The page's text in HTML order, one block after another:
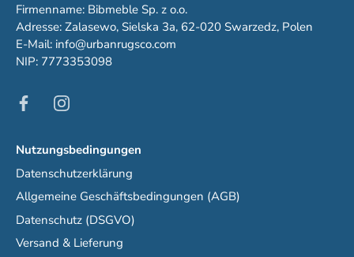
Firmenname: Bibmeble Sp. z o.o.
Adresse: Zalasewo, Sielska 3a, 62-020 Swarzedz, Polen
E-Mail: info@urbanrugsco.com
NIP: 7773353098
Nutzungsbedingungen
Datenschutzerklärung
Allgemeine Geschäftsbedingungen (AGB)
Datenschutz (DSGVO)
Versand & Lieferung